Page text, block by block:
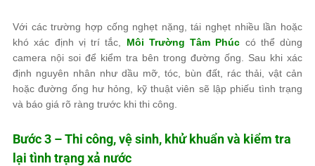
Với các trường hợp cống nghẹt nặng, tái nghẹt nhiều lần hoặc
khó xác định vị trí tắc, Môi Trường Tâm Phúc có thể dùng
camera nội soi để kiểm tra bên trong đường ống. Sau khi xác
định nguyên nhân như dầu mỡ, tóc, bùn đất, rác thải, vật cản
hoặc đường ống hư hỏng, kỹ thuật viên sẽ lập phiếu tình trạng
và báo giá rõ ràng trước khi thi công.
Bước 3 – Thi công, vệ sinh, khử khuẩn và kiểm tra
lại tình trạng xả nước